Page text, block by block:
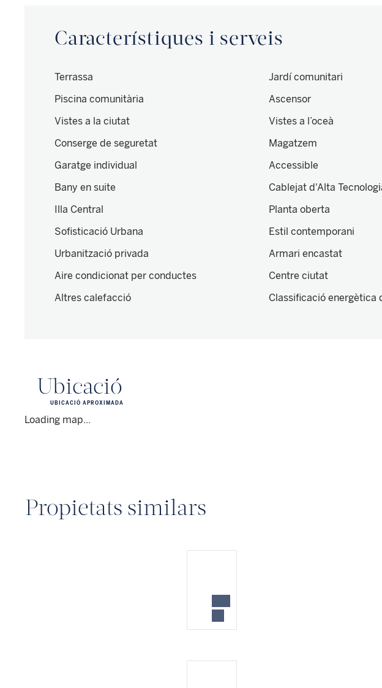
Característiques i serveis
Terrassa
Jardí comunitari
Piscina comunitària
Ascensor
Vistes a la ciutat
Vistes a l’oceà
Conserge de seguretat
Magatzem
Garatge individual
Accessible
Bany en suite
Cablejat d'Alta
Illa Central
Planta oberta
Sofisticació Urbana
Estil contemporani
Urbanització privada
Armari encastat
Aire condicionat per conductes
Centre ciutat
Altres calefacció
Classificació energètica
Ubicació
Loading map...
UBICACIÓ APROXIMADA
Propietats similars